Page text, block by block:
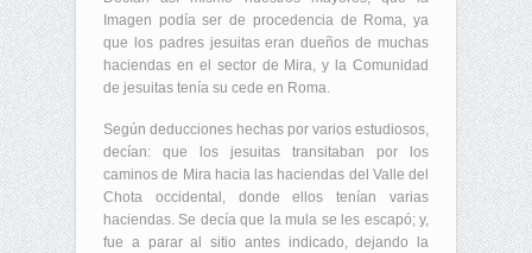
Imagen podía ser de procedencia de Roma, ya
que los padres jesuitas eran dueños de muchas
haciendas en el sector de Mira, y la Comunidad
de jesuitas tenía su cede en Roma.
Según deducciones hechas por varios estudiosos,
decían: que los jesuitas transitaban por los
caminos de Mira hacia las haciendas del Valle del
Chota occidental, donde ellos tenían varias
haciendas. Se decía que la mula se les escapó; y,
fue a parar al sitio antes indicado, dejando la